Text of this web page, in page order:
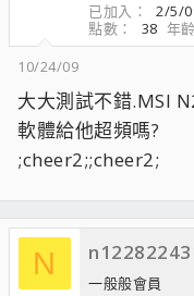
已加入
2/5/
點數
38 年齡
10/24/09
大大測試不錯.MSI
軟體給他超頻嗎?
;cheer2;;cheer2;
N
一般般會員